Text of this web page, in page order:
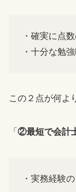
・確実に点
・十分な勉
この２点が何よ
「 ②最短で会計
・実務経験